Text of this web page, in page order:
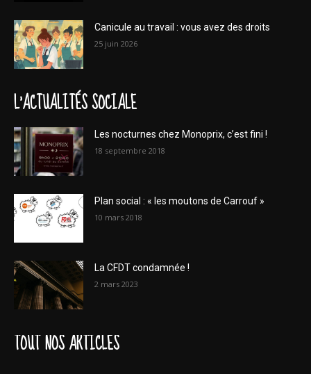
Canicule au travail : vous avez des droits
25 juin 2026
L'ACTUALITÉS SOCIALE
Les nocturnes chez Monoprix, c’est fini !
18 septembre 2018
Plan social : « les moutons de Carrouf »
10 mars 2018
La CFDT condamnée !
2 mars 2023
TOUT NOS ARTICLES